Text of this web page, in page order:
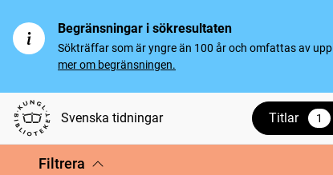
Begränsningar i sökresultaten
Sökträffar som är yngre än 100 år och omfattas av
mer om begränsningen.
Svenska tidningar Titlar 1
vald
Filtrera